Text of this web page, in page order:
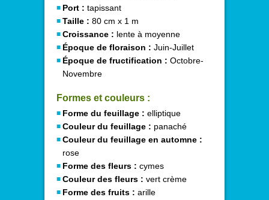
Port : tapissant
Taille : 80 cm x 1 m
Croissance : lente à moyenne
Époque de floraison : Juin-Juillet
Époque de fructification : Octobre-
Novembre
Formes et couleurs :
Forme du feuillage : elliptique
Couleur du feuillage : panaché
Couleur du feuillage en automne :
rose
Forme des fleurs : cymes
Couleur des fleurs : vert crème
Forme des fruits : arille